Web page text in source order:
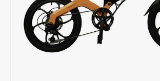
Fietscomputers
Verlichting